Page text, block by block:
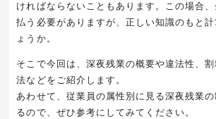
ければならないこともあります。この場合
払う必要がありますが、正しい知識のもと
ょうか。
そこで今回は、深夜残業の概要や違法性、
法などをご紹介します。
あわせて、従業員の属性別に見る深夜残業
るので、ぜひ参考にしてみてください。